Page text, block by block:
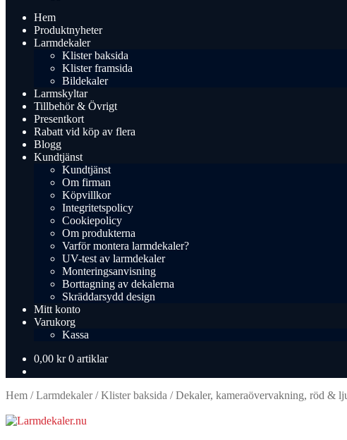
Hem
Produktnyheter
Larmdekaler
Klister baksida
Klister framsida
Bildekaler
Larmskyltar
Tillbehör & Övrigt
Presentkort
Rabatt vid köp av flera
Blogg
Kundtjänst
Kundtjänst
Om firman
Köpvillkor
Integritetspolicy
Cookiepolicy
Om produkterna
Varför montera larmdekaler?
UV-test av larmdekaler
Monteringsanvisning
Borttagning av dekalerna
Skräddarsydd design
Mitt konto
Varukorg
Kassa
0,00 kr 0 artiklar
Hem /Larmdekaler/Klister baksida /Dekaler, kameraövervakning, röd &